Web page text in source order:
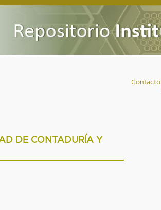
Contacto
DE CONTADURÍA Y